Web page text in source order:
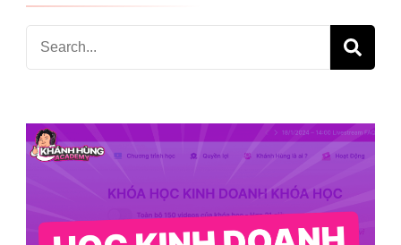
Search
for: